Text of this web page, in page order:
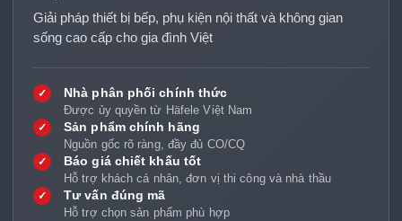
Giải pháp thiết bị bếp, phụ kiện nội thất và không gian
sống cao cấp cho gia đình Việt
✓ Nhà phân phối chính thức
Được ủy quyền từ Häfele Việt Nam
✓ Sản phẩm chính hãng
Nguồn gốc rõ ràng, đầy đủ CO/CQ
✓ Báo giá chiết khấu tốt
Hỗ trợ khách cá nhân, đơn vị thi công và nhà thầu
✓ Tư vấn đúng mã
Hỗ trợ chọn sản phẩm phù hợp